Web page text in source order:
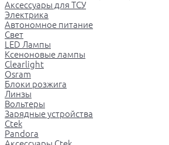
Аксессуары для ТСУ
Электрика
Автономное питание
Свет
LED Лампы
Ксеноновые лампы
Clearlight
Osram
Блоки розжига
Линзы
Вольтеры
Зарядные устройства
Ctek
Pandora